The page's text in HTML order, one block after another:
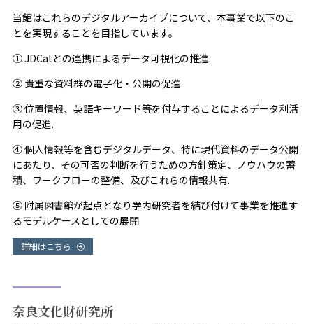
当館はこれらのデジタルアーカイブについて、本事業で以下のこ
とを実現することを目指しています。
① JDCatとの連携によるデータ可視化の推進.
② 貴重な資料群の電子化・公開の促進.
③ 位置情報、英語キーワード等を付与することによるデータ利活
用の促進.
④ 個人情報等を含むデジタルデータ、特に現代資料のデータ公開
にあたり、その可否の判断を行うための方針策定、ノウハウの蓄
積、ワークフローの整備、及びこれらの情報共有.
⑤ 附属図書館が起点となり学内研究者を結び付けて事業を推進す
るモデルケースとしての展開
詳細はこちら
奈良文化財研究所